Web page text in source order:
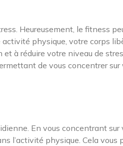
Heureusement, le fitness
activité physique, votre corps
à réduire votre niveau de
de vous concentrer sur
En vous concentrant sur
l’activité physique. Cela vous